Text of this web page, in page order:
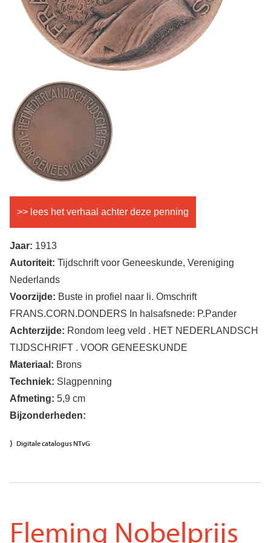
Achterkant
penning
Afbeelding
>> lees het verhaal achter deze penning
Jaar: 1913
Autoriteit: Tijdschrift voor Geneeskunde, Vereniging
Nederlands
Voorzijde: Buste in profiel naar li. Omschrift
FRANS.CORN.DONDERS In halsafsnede: P.Pander
Achterzijde: Rondom leeg veld . HET NEDERLANDSCH
TIJDSCHRIFT . VOOR GENEESKUNDE
Materiaal: Brons
Techniek: Slagpenning
Afmeting: 5,9 cm
Bijzonderheden:
Digitale catalogus NTvG
Fleming Nobelprijs